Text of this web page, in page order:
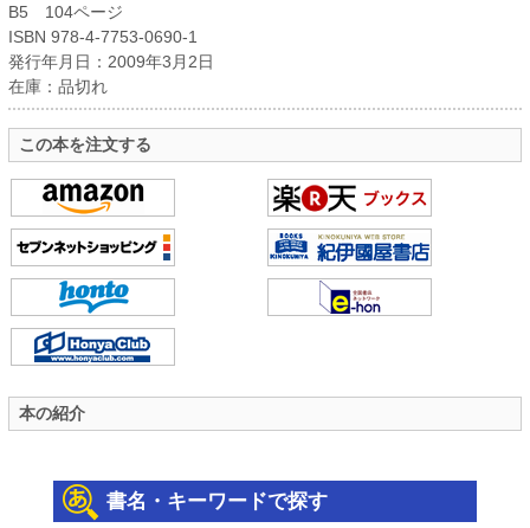
B5 104ページ
ISBN 978-4-7753-0690-1
発行年月日：2009年3月2日
在庫：品切れ
この本を注文する
本の紹介
書名・キーワードで探す